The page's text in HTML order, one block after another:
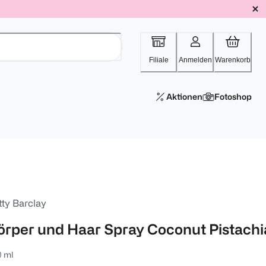
Filiale Anmelden Warenkorb
Aktionen Fotoshop
Barclay
und Haar Spray Coconut
ml